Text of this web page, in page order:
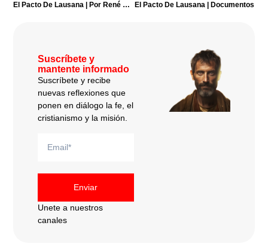
El Pacto De Lausana | Por René Padilla El Pacto De Lausana | Documentos
Suscríbete y
mantente informado
Suscríbete y recibe
nuevas reflexiones que
ponen en diálogo la fe, el
cristianismo y la misión.
Enviar
Unete a nuestros
canales